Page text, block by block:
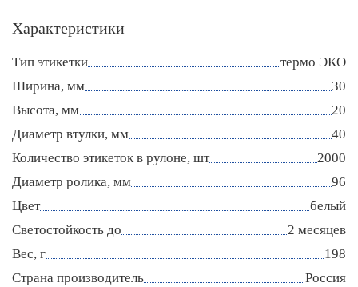
Характеристики
Тип этикетки
термо ЭКО
Ширина, мм
30
Высота, мм
20
Диаметр втулки, мм
40
Количество этикеток в рулоне, шт
2000
Диаметр ролика, мм
96
Цвет
белый
Светостойкость до
2 месяцев
Вес, г
198
Страна производитель
Россия